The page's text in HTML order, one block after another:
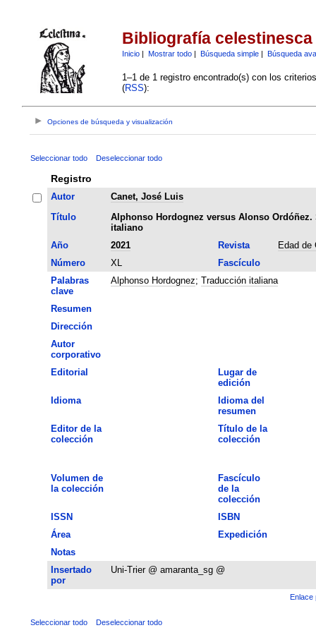
Bibliografía celestinesca
Inicio| Mostrar todo| Búsqueda simple| Búsqueda
1–1 de 1 registro encontrado(s) con los
(RSS):
Opciones de búsqueda y visualización
Seleccionar todo Deseleccionar todo
Registro
Autor
Canet, José Luis
Título
Alphonso Hordognez versus Alonso
italiano
Año
2021 Revista
Edad de
Número
XL
Fascículo
Palabras
clave
Alphonso Hordognez; Traducción italiana
Resumen
Dirección
Autor
corporativo
Editorial
Lugar de
edición
Idioma
Idioma del
resumen
Editor de la
colección
Título de la
colección
Volumen de
la colección
Fascículo
de la
colección
ISSN
ISBN
Área
Expedición
Notas
Insertado
por
Uni-Trier @ amaranta_sg @
Enlace
Seleccionar todo Deseleccionar todo